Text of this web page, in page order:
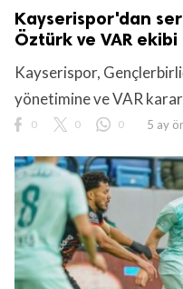
Kayserispor'dan
Öztürk ve VAR
Kayserispor,
yönetimine ve VAR
0 0 0 5 ay